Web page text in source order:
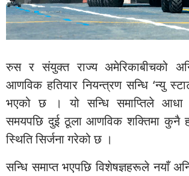
रुसर संयुक्त राज्यअमेरिकाबीचको
आणविक हतियार नियन्त्रण सन्धि ‘न्यु
भएको छ । यो सन्धि समाप्तिले आधा
समयपछि दुई ठूला आणविक शक्तिमा कुनै
स्थिति सिर्जना गरेको छ ।
सन्धि समाप्त भएपछिविशेषज्ञहरूलेनयाँ